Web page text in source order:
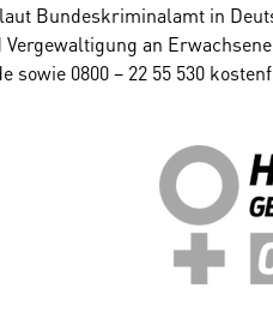
Bundeskriminalamt in
Vergewaltigung an
sowie 0800 – 22 55 530